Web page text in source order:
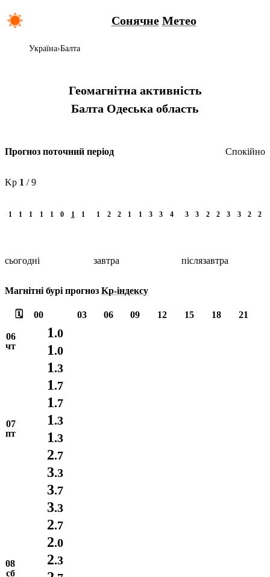
Сонячне Метео
Україна Балта
Геомагнітна активність
Балта Одеська область
Прогноз поточний період Спокійно
Kp 1 / 9
1 1 1 1 1 0 1 1 1 2 2 1 1 3 3 4 3 3 2 2 3 3 2 2
сьогодні завтра післязавтра
Магнітні бурі прогноз Kp-індексу
🗓️ 00 03 06 09 12 15 18 21
06
чт
1.0
1.0
07
пт
1.3
1.7
1.7
1.3
1.3
2.7
3.3
3.7
08
сб
3.3
2.7
2.0
2.3